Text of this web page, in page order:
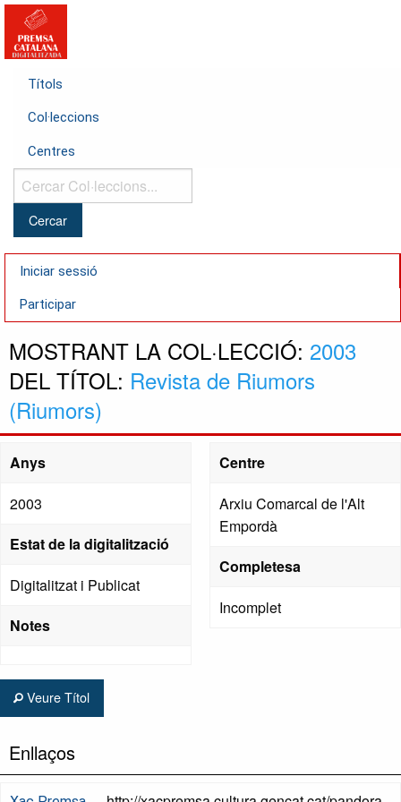
Títols
Col·leccions
Centres
Cercar
Col·leccions...
Iniciar sessió
Participar
MOSTRANT LA COL·LECCIÓ: 2003
DEL TÍTOL: Revista de Riumors
(Riumors)
Anys
2003
Estat de la digitalització
Digitalitzat i Publicat
Notes
Centre
Arxiu Comarcal de l'Alt
Empordà
Completesa
Incomplet
Veure Títol
Enllaços